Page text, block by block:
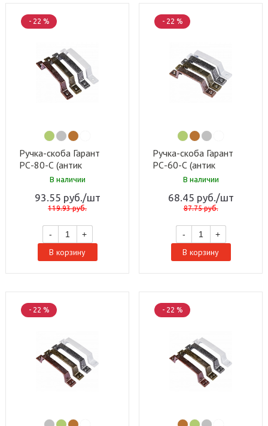
- 22 %
Ручка-скоба Гарант
РС-80-С (антик
бронза) (50 шт)
В наличии
93.55 руб. /шт
119.93руб.
- +
В корзину
- 22 %
Ручка-скоба Гарант
РС-60-С (антик
бронза) (20 шт)
В наличии
68.45 руб. /шт
87.75руб.
- +
В корзину
- 22 % - 22 %